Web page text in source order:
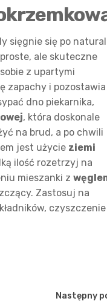
sięgnie się po
proste, ale skuteczne
z upartymi
zapachy i pozostawia
dno piekarnika,
, która doskonale
na brud, a po chwili
jest użycie ziemi
ilość rozetrzyj na
mieszanki z
Zastosuj na
czyszczenie
Następny